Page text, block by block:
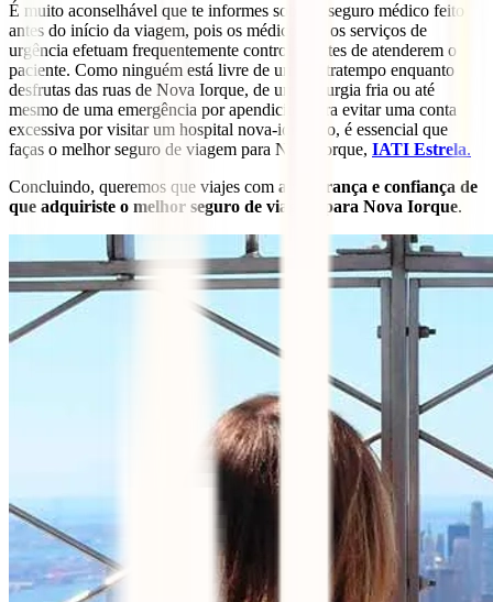
É muito aconselhável que te informes sobre o seguro médico feito
antes do início da viagem, pois os médicos ou os serviços de
urgência efetuam frequentemente controlos antes de atenderem o
paciente. Como ninguém está livre de um contratempo enquanto
desfrutas das ruas de Nova Iorque, de uma cirurgia fria ou até
mesmo de uma emergência por apendicite, para evitar uma conta
excessiva por visitar um hospital nova-iorquino, é essencial que
faças o melhor seguro de viagem para Nova Iorque, IATI Estrela.
Concluindo, queremos que viajes com a segurança e confiança de
que adquiriste o melhor seguro de viagem para Nova Iorque.